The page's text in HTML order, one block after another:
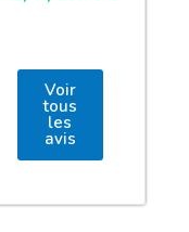
Voir
tous
les
avis